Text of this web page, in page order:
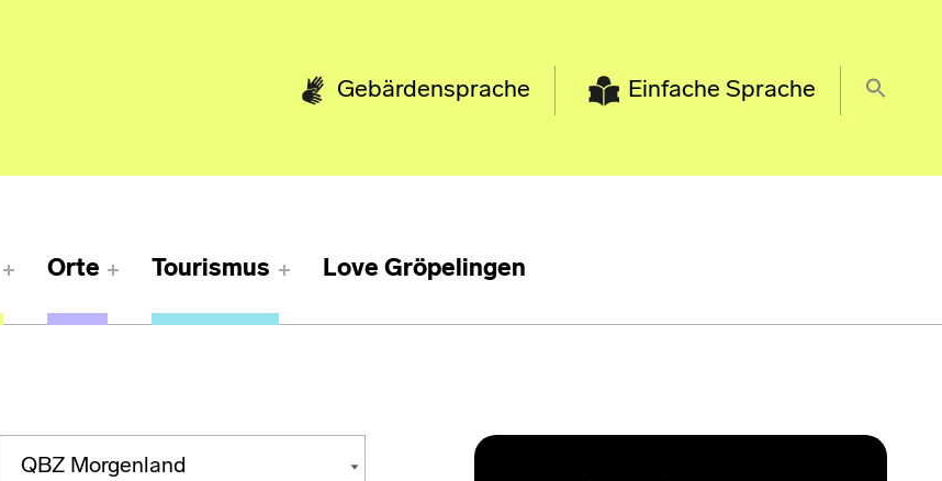
Gebärdensprache Einfache Sprache
Orte Tourismus Love Gröpelingen